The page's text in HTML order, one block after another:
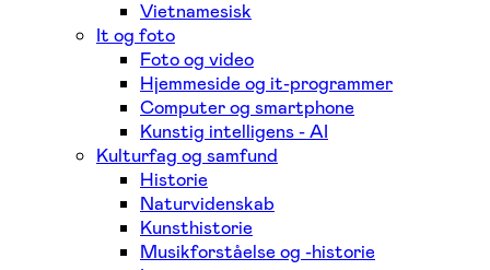
Vietnamesisk
It og foto
Foto og video
Hjemmeside og it-programmer
Computer og smartphone
Kunstig intelligens - AI
Kulturfag og samfund
Historie
Naturvidenskab
Kunsthistorie
Musikforståelse og -historie